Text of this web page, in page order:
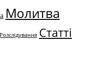
Молитва
Розслідування Статті